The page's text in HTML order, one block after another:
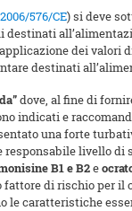
576/CE) si deve
dei
destinati
dove, al fine di
indicati e
una forte
responsabile livello
B1 e B2e
di rischio per
caratteristiche